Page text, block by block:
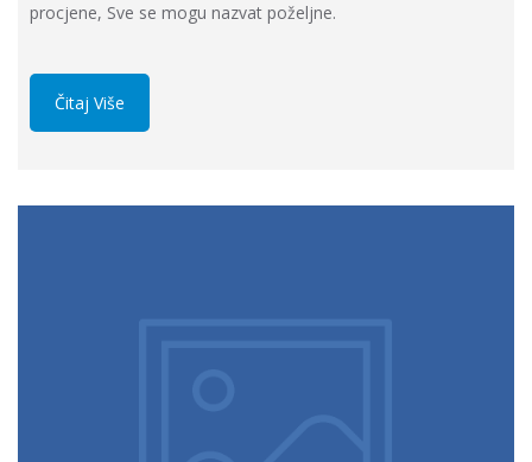
procjene, Sve se mogu nazvat poželjne.
Čitaj Više